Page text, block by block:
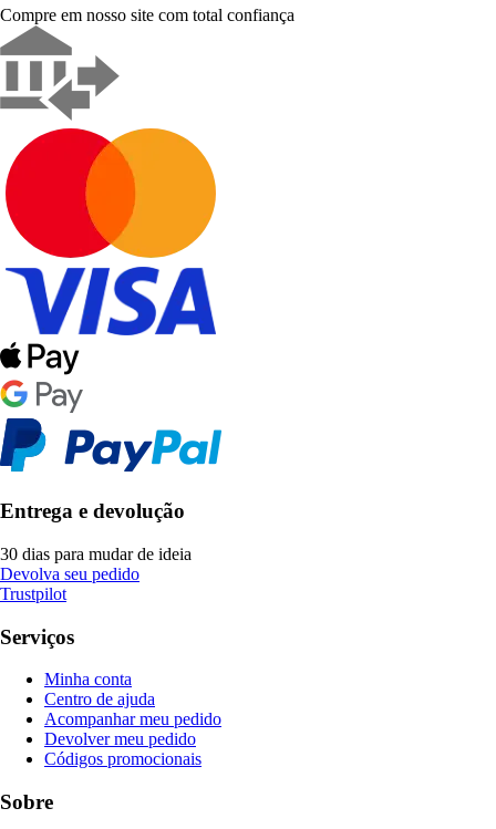
Compre em nosso site com total confiança
Entrega e devolução
30 dias para mudar de ideia
Devolva seu pedido
Trustpilot
Serviços
Minha conta
Centro de ajuda
Acompanhar meu pedido
Devolver meu pedido
Códigos promocionais
Sobre